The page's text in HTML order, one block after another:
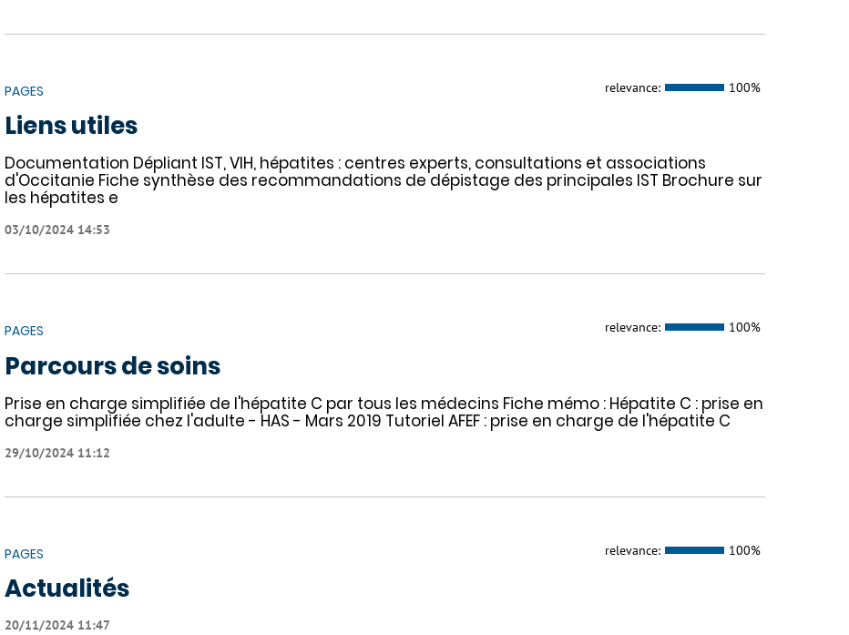
PAGES relevance: 100%
Liens utiles
Documentation Dépliant IST, VIH, hépatites : centres experts, consultations et associations
d'Occitanie Fiche synthèse des recommandations de dépistage des principales IST Brochure sur
les hépatites e
03/10/2024 14:53
PAGES relevance: 100%
Parcours de soins
Prise en charge simplifiée de l'hépatite C par tous les médecins Fiche mémo : Hépatite C : prise en
charge simplifiée chez l'adulte - HAS - Mars 2019 Tutoriel AFEF : prise en charge de l'hépatite C
29/10/2024 11:12
PAGES relevance: 100%
Actualités
20/11/2024 11:47